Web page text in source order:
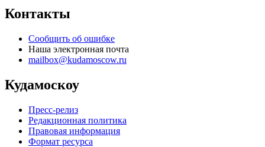
Контакты
Сообщить об ошибке
Наша электронная почта
mailbox@kudamoscow.ru
Кудамоскоу
Пресс-релиз
Редакционная политика
Правовая информация
Формат ресурса